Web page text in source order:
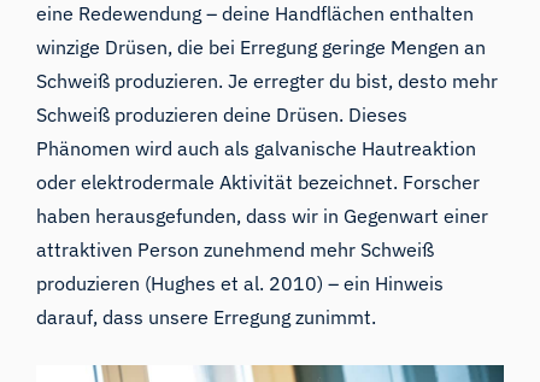
eine Redewendung – deine Handflächen enthalten
winzige Drüsen, die bei Erregung geringe Mengen an
Schweiß produzieren. Je erregter du bist, desto mehr
Schweiß produzieren deine Drüsen. Dieses
Phänomen wird auch als galvanische Hautreaktion
oder elektrodermale Aktivität bezeichnet. Forscher
haben herausgefunden, dass wir in Gegenwart einer
attraktiven Person zunehmend mehr Schweiß
produzieren (Hughes et al. 2010) – ein Hinweis
darauf, dass unsere Erregung zunimmt.